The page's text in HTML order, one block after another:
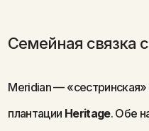
Семейная связка
Meridian —
плантации Heritage. Обе